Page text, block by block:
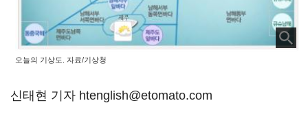
오늘의 기상도. 자료/기상청
신태현 기자 htenglish@etomato.com